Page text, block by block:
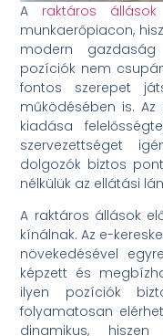
A raktáros állások
munkaerőpiacon,
modern
pozíciók nem
fontos szerepet
működésében is.
kiadása
szervezettséget
dolgozók biztos
nélkülük az ellátási
A raktáros állások
kínálnak. Az e-
növekedésével
képzett és
ilyen pozíciók
folyamatosan
dinamikus,